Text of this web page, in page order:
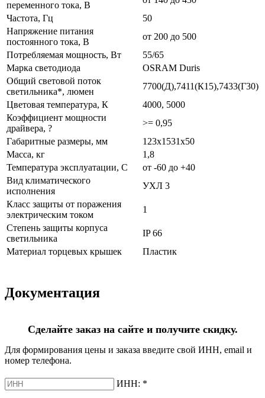
переменного тока, В
Частота, Гц
50
Напряжение питания
постоянного тока, В
от 200 до 500
Потребляемая мощность, Вт
55/65
Марка светодиода
OSRAM Duris
Общий световой поток
светильника*, люмен
7700(Д),7411(К15),7433(Г30)
Цветовая температура, К
4000, 5000
Коэффициент мощности
драйвера, ?
>= 0,95
Габаритные размеры, мм
123х1531х50
Масса, кг
1,8
Температура эксплуатации, С
от -60 до +40
Вид климатического
исполнения
УХЛ 3
Класс защиты от поражения
электрическим током
1
Степень защиты корпуса
светильника
IP 66
Материал торцевых крышек
Пластик
Документация
Сделайте заказ на сайте и получите скидку.
Для формирования цены и заказа введите свой ИНН, email и
номер телефона.
ИНН: *